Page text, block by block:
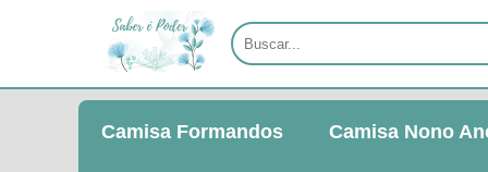
Camisa Formandos Camisa Nono